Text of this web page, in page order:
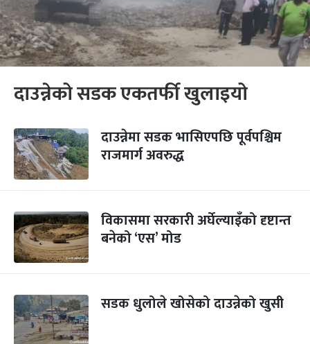
दाउन्नेको सडक एकतर्फी खुलाइयो
दाउन्नेमा सडक भासिएपछि पूर्वपश्चिम
राजमार्ग अवरुद्ध
विकासमा सरकारी अर्घेल्याइँको दृष्टान्त
बनेको ‘एस’ मोड
सडक धुलोले खोसेको दाउन्नेको खुसी